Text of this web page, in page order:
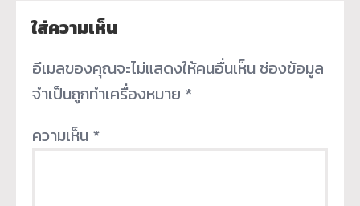
ใส่ความเห็น
อีเมลของคุณจะไม่แสดงให้คนอื่นเห็น ช่องข้อมูล
จำเป็นถูกทำเครื่องหมาย *
ความเห็น *